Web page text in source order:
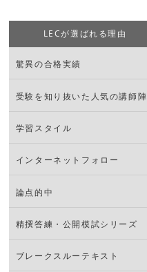
LECが選ばれる理由
驚異の合格実績
受験を知り抜いた人気の講師陣
学習スタイル
インターネットフォロー
論点的中
精撰答練・公開模試シリーズ
ブレークスルーテキスト